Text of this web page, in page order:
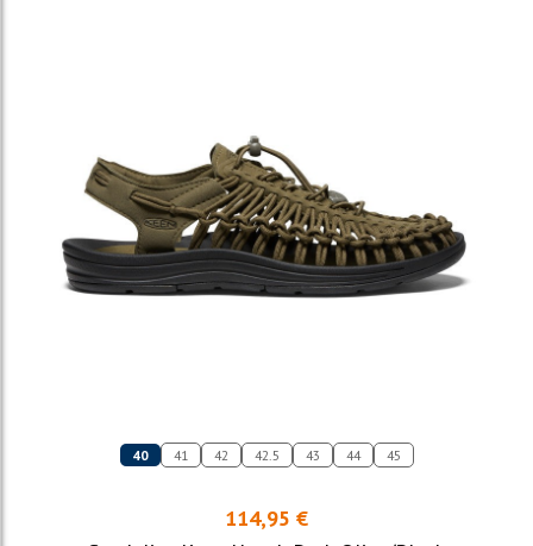
40 41 42 42.5 43 44 45
114,95 €